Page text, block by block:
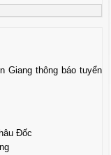
Giang thông báo tuyển
Đốc